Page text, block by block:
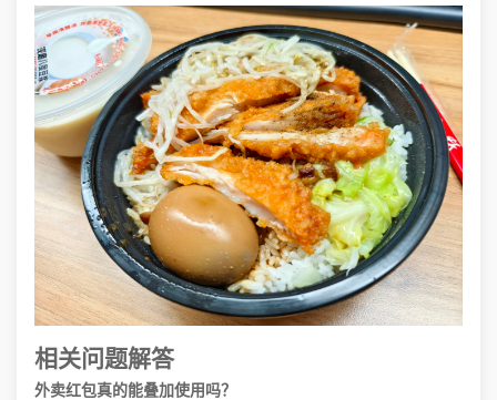
相关问题解答
外卖红包真的能叠加使用吗？